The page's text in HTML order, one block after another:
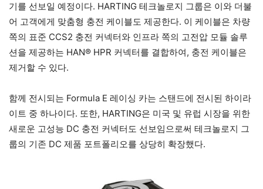
기를 선보일 예정이다. HARTING 테크놀로지 그룹은 이와 더불
어 고객에게 맞춤형 충전 케이블도 제공한다. 이 케이블은 차량
쪽의 표준 CCS2 충전 커넥터와 인프라 쪽의 고전압 모듈 솔루
션을 제공하는 HAN® HPR 커넥터를 결합하여, 충전 케이블은
제거할 수 있다.
함께 전시되는 Formula E 레이싱 카는 스탠드에 전시된 하이라
이트 중 하나이다. 또한, HARTING은 미국 및 유럽 시장을 위한
새로운 고성능 DC 충전 커넥터도 선보임으로써 테크놀로지 그
룹의 기존 DC 제품 포트폴리오를 상당히 확장했다.